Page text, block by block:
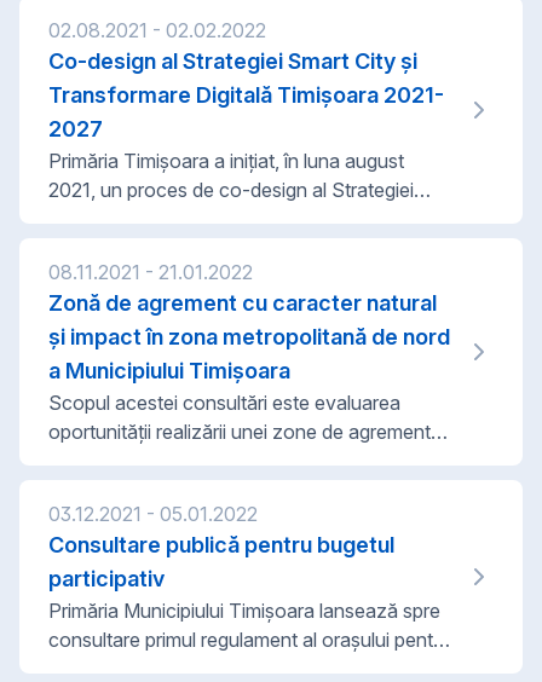
combaterea provocărilor climatice prin
generarea unui microclimat plăcut,
biodiversitate mai mare și amprentă de carbon
mai mică.
Guvernare Deschisă al Municipiului Timișoara
2022-2023 https://bit.ly/3MIDclw
02.08.2021 - 02.02.2022
Co-design al Strategiei Smart City și
Transformare Digitală Timișoara 2021-
2027
Primăria Timișoara a inițiat, în luna august
2021, un proces de co-design al Strategiei
Smart City și Transformare Digitală Timișoara
a stimula, explora și valorifica resursele de
cunoaștere ale orașului, printr-un proces
organic, transparent, intens consultativ, clar
structurat, predictibil și măsurabil. Acesta va fi
ancorat in realitatea orașului Timișoara, și va
servi ulterior la implementarea portofoliului de
proiecte, comunicarea cu mediul socio-
economic, integrarea cu alte strategii sau
promovarea internațională.
08.11.2021 - 21.01.2022
Zonă de agrement cu caracter natural
și impact în zona metropolitană de nord
a Municipiului Timișoara
Scopul acestei consultări este evaluarea
oportunității realizării unei zone de agrement
metropolitană. Rezultatele consultării vor sta la
etapei studiului de fezabilitate. Etapele
procesului de consultare sunt prezentate mai
jos.
03.12.2021 - 05.01.2022
Consultare publică pentru bugetul
participativ
Primăria Municipiului Timișoara lansează spre
consultare primul regulament al orașului pentru
bugetul participativ sub Campania "Timișoara